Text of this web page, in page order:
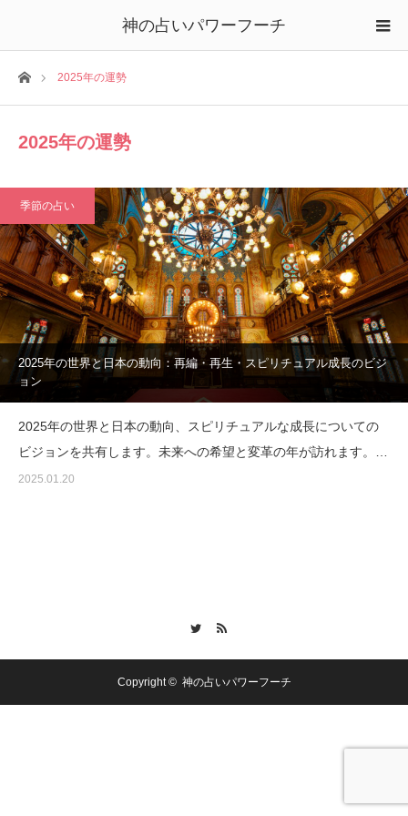
神の占いパワーフーチ
ホーム2025年の運勢
2025年の運勢
季節の占い
2025年の世界と日本の動向：再編・再生・スピリチュアル成長のビジ
ョン
2025年の世界と日本の動向、スピリチュアルな成長についての
ビジョンを共有します。未来への希望と変革の年が訪れます。…
2025.01.20
Copyright © 神の占いパワーフーチ